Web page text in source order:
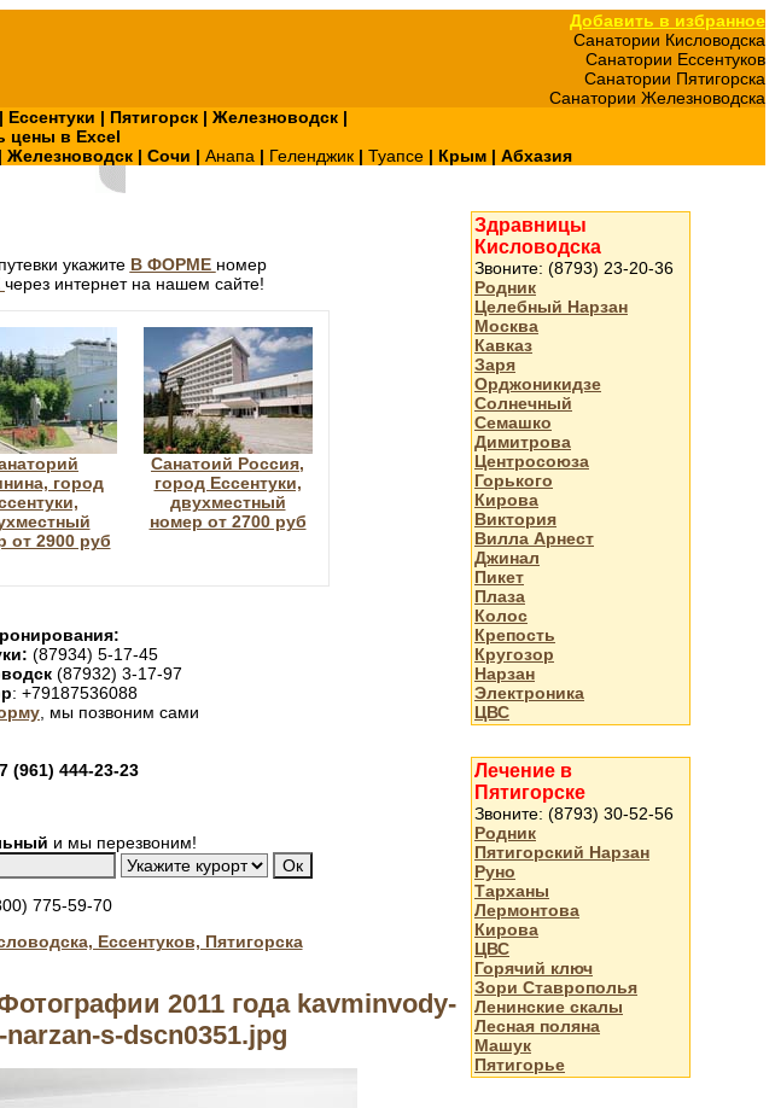
Добавить в избранное
Санатории Кисловодска
Санатории Ессентуков
Санатории Пятигорска
Санатории Железноводска
Ессентуки | Пятигорск| Железноводск|
цены в Excel
| Железноводск | Сочи | Анапа | Геленджик | Туапсе | Крым | Абхазия
укажите В ФОРМЕ номер
через интернет на нашем сайте!
город
от 2900 руб
Санатоий Россия,
город Ессентуки,
двухместный
номер от 2700 руб
(87934) 5-17-45
(87932) 3-17-97
: +79187536088
, мы позвоним сами
(961) 444-23-23
и мы перезвоним!
775-59-70
Ессентуков, Пятигорска
2011 года kavminvody-
s-dscn0351.jpg
Здравницы
Кисловодска
Звоните: (8793) 23-20-36
Родник
Целебный Нарзан
Москва
Кавказ
Заря
Орджоникидзе
Солнечный
Семашко
Димитрова
Центросоюза
Горького
Кирова
Виктория
Вилла Арнест
Джинал
Пикет
Плаза
Колос
Крепость
Кругозор
Нарзан
Электроника
ЦВС
Лечение в
Пятигорске
Звоните: (8793) 30-52-56
Родник
Пятигорский Нарзан
Руно
Тарханы
Лермонтова
Кирова
ЦВС
Горячий ключ
Зори Ставрополья
Ленинские скалы
Лесная поляна
Машук
Пятигорье